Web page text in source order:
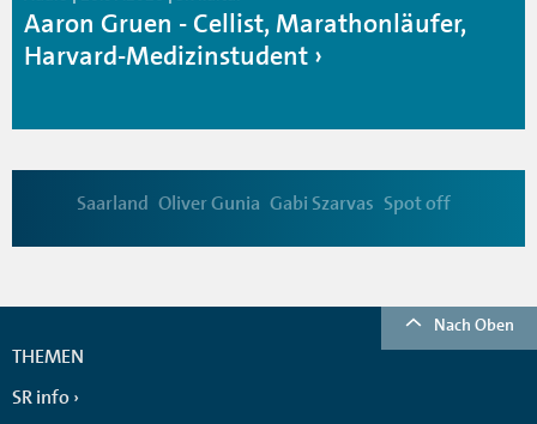
Aaron Gruen - Cellist, Marathonläufer,
Harvard-Medizinstudent
Saarland Oliver Gunia Gabi Szarvas Spot off
Nach Oben
THEMEN
SR info